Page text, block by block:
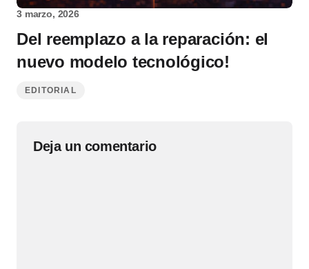
3 marzo, 2026
Del reemplazo a la reparación: el
nuevo modelo tecnológico!
EDITORIAL
Deja un comentario